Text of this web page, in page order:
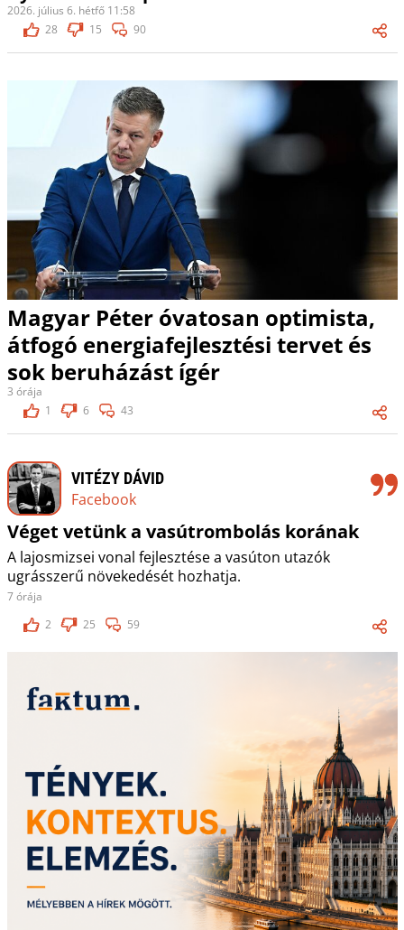
2026. július 6. hétfő 11:58
28
15 90
Magyar Péter óvatosan optimista,
átfogó energiafejlesztési tervet és
sok beruházást ígér
3 órája
1
6 43
VITÉZY DÁVID
Facebook
Véget vetünk a vasútrombolás korának
A lajosmizsei vonal fejlesztése a vasúton utazók
ugrásszerű növekedését hozhatja.
7 órája
2
25 59